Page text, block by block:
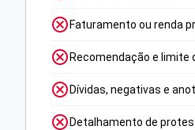
Faturamento ou renda
Recomendação e limite
Dívidas, negativas e
Detalhamento de